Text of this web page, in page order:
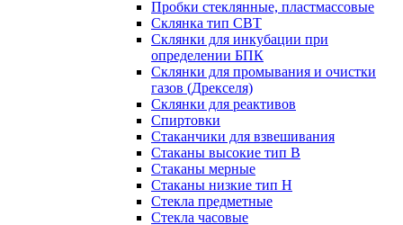
Пробки стеклянные, пластмассовые
Склянка тип СВТ
Склянки для инкубации при
определении БПК
Склянки для промывания и очистки
газов (Дрекселя)
Склянки для реактивов
Спиртовки
Стаканчики для взвешивания
Стаканы высокие тип В
Стаканы мерные
Стаканы низкие тип Н
Стекла предметные
Стекла часовые